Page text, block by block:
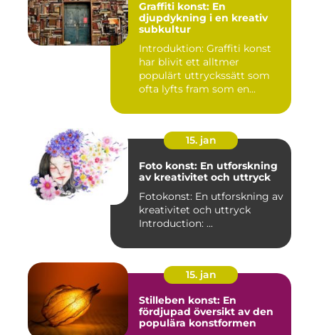
Graffiti konst: En
djupdykning i en kreativ
subkultur
Introduktion: Graffiti konst
har blivit ett alltmer
populärt uttryckssätt som
ofta lyfts fram som en...
15. jan
Foto konst: En utforskning
av kreativitet och uttryck
Fotokonst: En utforskning av
kreativitet och uttryck
Introduction: ...
15. jan
Stilleben konst: En
fördjupad översikt av den
populära konstformen